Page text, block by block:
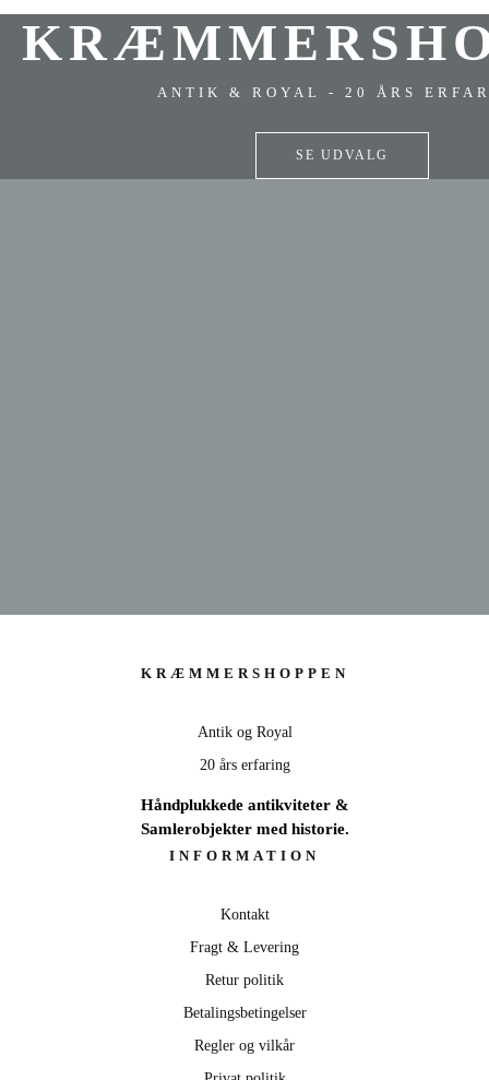
ANTIK & ROYAL - 20 ÅRS
SE UDVALG
KRÆMMERSHOPPEN
Antik og Royal
20 års erfaring
Håndplukkede antikviteter &
Samlerobjekter med historie.
INFORMATION
Kontakt
Fragt & Levering
Retur politik
Betalingsbetingelser
Regler og vilkår